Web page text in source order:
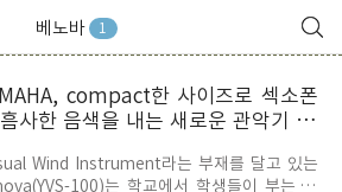
베노바 1
compact한 사이즈로 섹소폰
사한 음색을 내는 새로운 관악기 Ve
Wind Instrument라는 부재를 달고 있는
100)는 학교에서 학생들이 부는 피